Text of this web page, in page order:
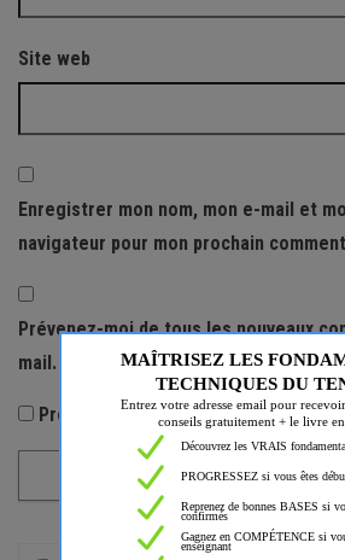
Site web
Enregistrer mon nom, mon e-mail et
navigateur pour mon prochain
Prévenez-moi de tous les nouveaux
mail.
Prévenez-moi de tous les nouveaux